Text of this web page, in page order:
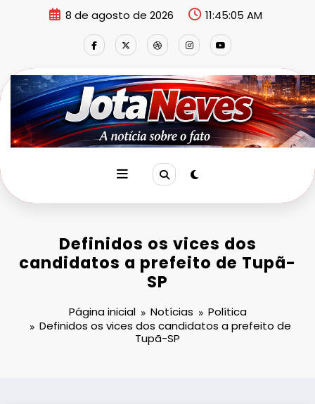
8 de agosto de 2026 11:45:07 AM
Definidos os vices dos
candidatos a prefeito de Tupã-
SP
Página inicial Notícias
Política
Definidos os vices dos candidatos a prefeito de
Tupã-SP